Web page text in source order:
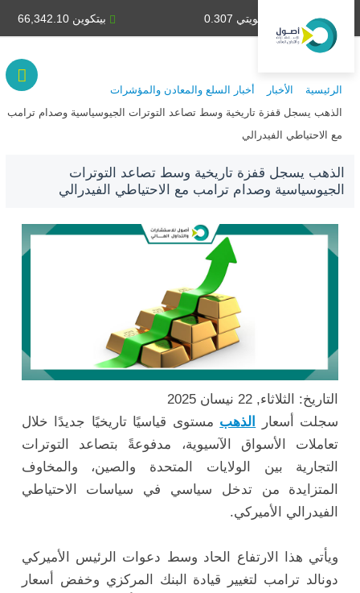
بيتكوين 66,342.10 دينار كويتي 0.307
الرئيسية الأخبار
أخبار السلع والمعادن والمؤشرات
الذهب يسجل قفزة تاريخية وسط تصاعد التوترات الجيوسياسية وصدام ترامب
مع الاحتياطي الفيدرالي
الذهب يسجل قفزة تاريخية وسط تصاعد التوترات
الجيوسياسية وصدام ترامب مع الاحتياطي الفيدرالي
التاريخ: الثلاثاء, 22 نيسان 2025
سجلت أسعار
الذهب مستوى قياسيًا تاريخيًا جديدًا خلال
تعاملات الأسواق الآسيوية، مدفوعةً بتصاعد التوترات
التجارية بين الولايات المتحدة والصين، والمخاوف
المتزايدة من تدخل سياسي في سياسات الاحتياطي
الفيدرالي الأميركي.
ويأتي هذا الارتفاع الحاد وسط دعوات الرئيس الأميركي
دونالد ترامب لتغيير قيادة البنك المركزي وخفض أسعار